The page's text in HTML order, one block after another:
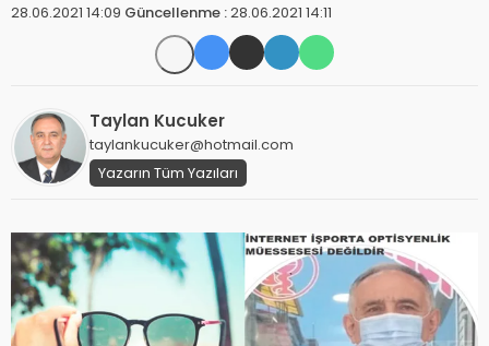
28.06.2021 14:09 Güncellenme :28.06.2021 14:11
Taylan Kucuker
taylankucuker@hotmail.com
Yazarın Tüm Yazıları